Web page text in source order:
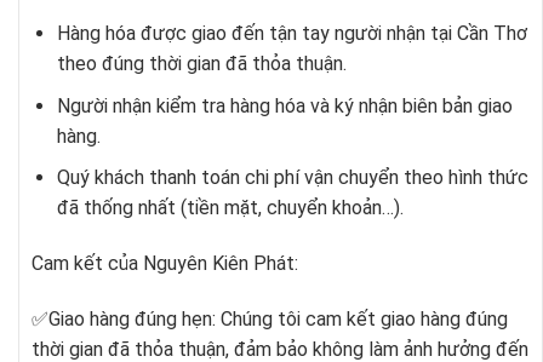
Hàng hóa được giao đến tận tay người nhận tại Cần Thơ
theo đúng thời gian đã thỏa thuận.
Người nhận kiểm tra hàng hóa và ký nhận biên bản giao
hàng.
Quý khách thanh toán chi phí vận chuyển theo hình thức
đã thống nhất (tiền mặt, chuyển khoản…).
Cam kết của Nguyên Kiên Phát:
✅Giao hàng đúng hẹn: Chúng tôi cam kết giao hàng đúng
thời gian đã thỏa thuận, đảm bảo không làm ảnh hưởng đến